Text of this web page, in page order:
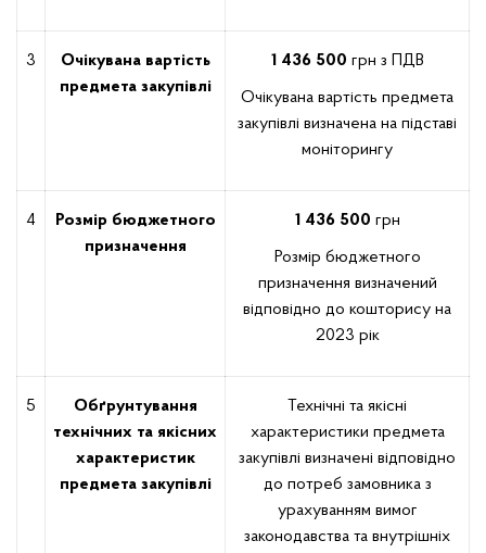
3
Очікувана вартість
предмета закупівлі
1 436 500 грн з ПДВ
Очікувана вартість предмета
закупівлі визначена на підставі
моніторингу
4
Розмір бюджетного
призначення
1 436 500 грн
Розмір бюджетного
призначення визначений
відповідно до кошторису на
2023 рік
5
Обґрунтування
технічних та якісних
характеристик
предмета закупівлі
Технічні та якісні
характеристики предмета
закупівлі визначені відповідно
до потреб замовника з
урахуванням вимог
законодавства та внутрішніх